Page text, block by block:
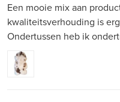
Een mooie mix aan
kwaliteitsverhouding is
Ondertussen heb ik